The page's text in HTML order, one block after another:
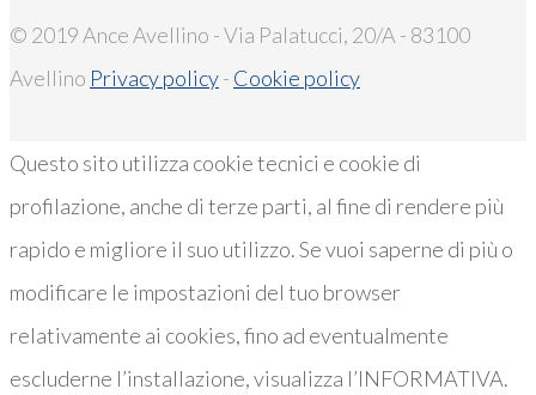
© 2019 Ance Avellino - Via Palatucci, 20/A - 83100
Avellino Privacy policy- Cookie policy
Questo sito utilizza cookie tecnici e cookie di
profilazione, anche di terze parti, al fine di rendere più
rapido e migliore il suo utilizzo. Se vuoi saperne di più o
modificare le impostazioni del tuo browser
relativamente ai cookies, fino ad eventualmente
escluderne l’installazione, visualizza l’INFORMATIVA.